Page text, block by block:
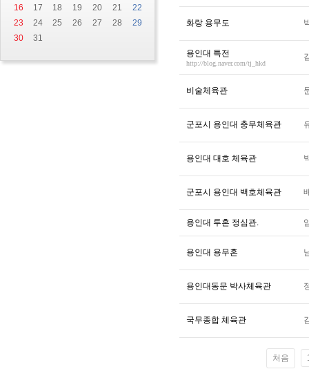
16
17 18 19 20 21
22
23
24 25 26 27 28
29
30
31
화랑 용무도
용인대 특전
http://blog.naver.com/tj_hkd
비술체육관
군포시 용인대 충무체육관
용인대 대호 체육관
군포시 용인대 백호체육관
용인대 투혼 정심관.
용인대 용무혼
용인대동문 박사체육관
국무종합 체육관
처음